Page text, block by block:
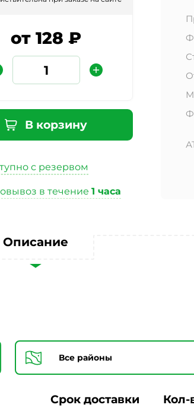
от 128 ₽
В корзину
с резервом
в течение1 часа
Описание
Срок доставки Кол-
сообщений
на картинке*
я даю свое согласие на обработку
с Федеральным законом от 27.07.2006
персональных данных *